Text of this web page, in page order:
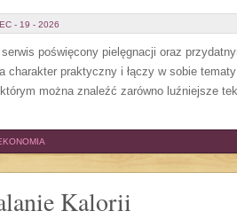
- 19 - 2026
poświęcony pielęgnacji oraz
charakter praktyczny i łączy w sobie
można znaleźć zarówno luźniejsze
Kalorii